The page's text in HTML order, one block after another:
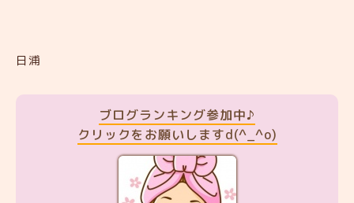
日浦
ブログランキング参加中♪
クリックをお願いしますd(^_^o)